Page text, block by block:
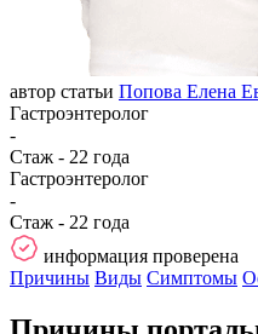
автор статьи Попова Елена
Гастроэнтеролог
-
Стаж - 22 года
Гастроэнтеролог
-
Стаж - 22 года
информация проверена
Причины Виды Симптомы